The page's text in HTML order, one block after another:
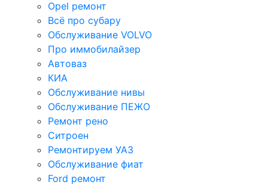
Opel ремонт
Всё про субару
Обслуживание VOLVO
Про иммобилайзер
Автоваз
КИА
Обслуживание нивы
Обслуживание ПЕЖО
Ремонт рено
Ситроен
Ремонтируем УАЗ
Обслуживание фиат
Ford ремонт